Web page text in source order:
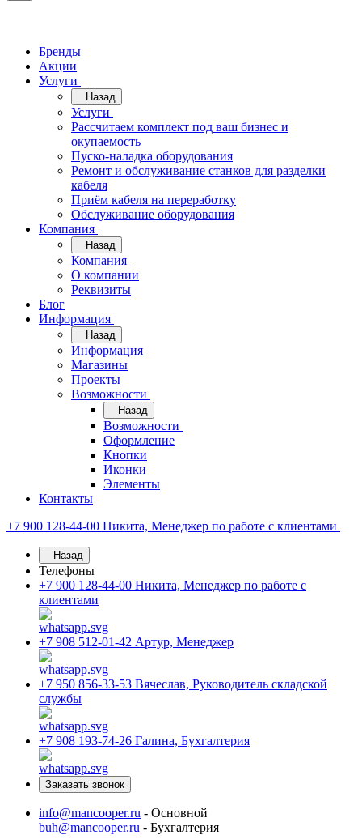
Бренды
Акции
Услуги
Назад
Услуги
Рассчитаем комплект под ваш бизнес и
окупаемость
Пуско-наладка оборудования
Ремонт и обслуживание станков для разделки
кабеля
Приём кабеля на переработку
Обслуживание оборудования
Компания
Назад
Компания
О компании
Реквизиты
Блог
Информация
Назад
Информация
Магазины
Проекты
Возможности
Назад
Возможности
Оформление
Кнопки
Иконки
Элементы
Контакты
+7 900 128-44-00 Никита, Менеджер по работе с клиентами
Назад
Телефоны
+7 900 128-44-00 Никита, Менеджер по работе с
клиентами
+7 908 512-01-42 Артур, Менеджер
+7 950 856-33-53 Вячеслав, Руководитель складской
службы
+7 908 193-74-26 Галина, Бухгалтерия
Заказать звонок
info@mancooper.ru - Основной
buh@mancooper.ru - Бухгалтерия